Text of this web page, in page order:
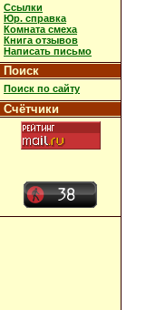
Ссылки
Юр. справка
Комната смеха
Книга отзывов
Написать письмо
Поиск
Поиск по сайту
Счётчики